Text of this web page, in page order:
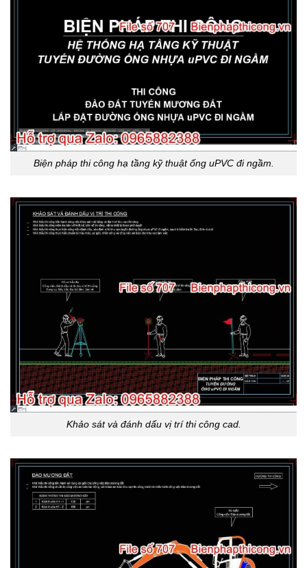
Biện pháp thi công hạ tầng kỹ thuật ống uPVC đi ngầm.
Khảo sát và đánh dấu vị trí thi công cad.